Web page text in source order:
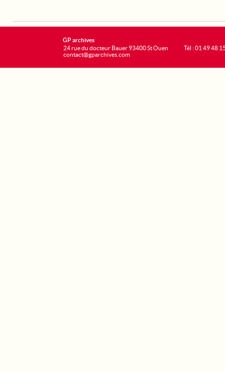
GP archives
24 rue du docteur Bauer 93400 St Ouen
contact@gparchives.com
Tél : 01 49 48